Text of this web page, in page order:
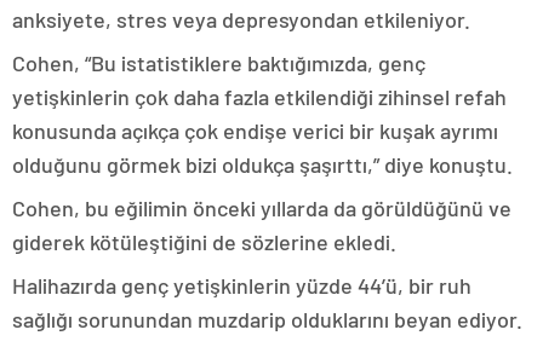
anksiyete, stres veya depresyondan etkileniyor.
Cohen, “Bu istatistiklere baktığımızda, genç
yetişkinlerin çok daha fazla etkilendiği zihinsel refah
konusunda açıkça çok endişe verici bir kuşak ayrımı
olduğunu görmek bizi oldukça şaşırttı,” diye konuştu.
Cohen, bu eğilimin önceki yıllarda da görüldüğünü ve
giderek kötüleştiğini de sözlerine ekledi.
Halihazırda genç yetişkinlerin yüzde 44’ü, bir ruh
sağlığı sorunundan muzdarip olduklarını beyan ediyor.